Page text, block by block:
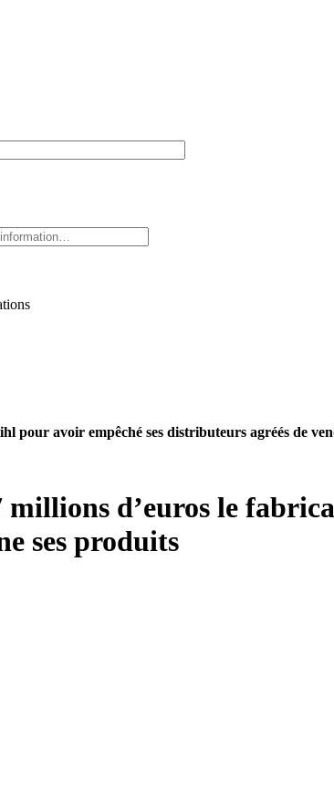
pour avoir empêché ses distributeurs agréés de
d’euros le
ses produits